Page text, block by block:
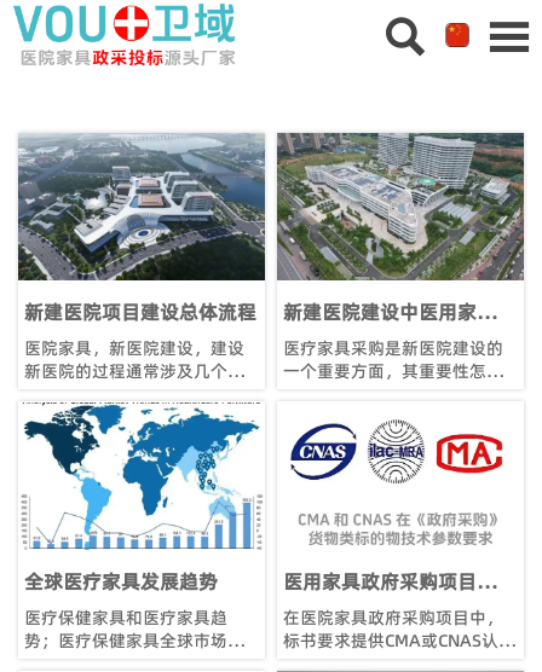
 
新建医院项目建设总体流程
医院家具，新医院建设，建设
新医院的过程通常涉及几个关
计；3.审批；4.施工；5.装备；
6.人员配备和培训；7.调试；8.
开业启动医院并开始患者护理
新建医院建设中医用家具采
购的重要性
医疗家具采购是新医院建设的
一个重要方面，其重要性怎么
购、医院建设、医疗家具、医
院建设项目
全球医疗家具发展趋势
医疗保健家具和医疗家具趋
势；医疗保健家具全球市场趋
医用家具政府采购项目中要
求家具的检测报告同时具有
CMA和CNAS认证标识合理
在医院家具政府采购项目中，
标书要求提供CMA或CNAS认证